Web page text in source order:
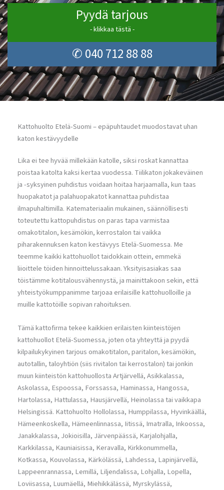
Pyydä tarjous
- klikkaa tästä -
✆ 040 712 88 88
Kattohuolto Etelä-Suomi – epäpuhtaudet muodostavat uhan
katon kestävyydelle
Lika ei tee hyvää millekään katolle, siksi roskat kannattaa
poistaa katolta kaksi kertaa vuodessa. Tiilikaton jokakeväinen
ja -syksyinen puhdistus voidaan hoitaa harjaamalla, kun taas
huopakatot ja palahuopakatot kannattaa puhdistaa
ilmapuhaltimilla. Katemateriaalin mukainen, säännöllisesti
toteutettu kattopuhdistus on paras tapa varmistaa
omakotitalon, kesämökin, kerrostalon tai vaikka
piharakennuksen katon kestävyys Etelä-Suomessa. Me
teemme kaikki kattohuollot taidokkain ottein, emmekä
liioittele töiden hinnoittelussakaan. Yksityisasiakas saa
töistämme kotitalousvähennystä, ja mainittakoon sekin, että
yhteistyökumppanimme tarjoaa erilaisille kattohuolloille ja
muille kattotöille sopivan rahoituksen.
Tämä kattofirma tekee kaikkien erilaisten kiinteistöjen
kattohuollot Etelä-Suomessa, joten ota yhteyttä ja pyydä
kilpailukykyinen tarjous omakotitalon, paritalon, kesämökin,
autotallin, taloyhtiön (siis rivitalon tai kerrostalon) tai jonkin
muun kiinteistön kattohuollosta Artjärvellä, Asikkalassa,
Askolassa, Espoossa, Forssassa, Haminassa, Hangossa,
Hartolassa, Hattulassa, Hausjärvellä, Heinolassa tai vaikkapa
Helsingissä. Kattohuolto Hollolassa, Humppilassa, Hyvinkäällä,
Hämeenkoskella, Hämeenlinnassa, Iitissä, Imatralla, Inkoossa,
Janakkalassa, Jokioisilla, Järvenpäässä, Karjalohjalla,
Karkkilassa, Kauniaisissa, Keravalla, Kirkkonummella,
Kotkassa, Kouvolassa, Kärkölässä, Lahdessa, Lapinjärvellä,
Lappeenrannassa, Lemillä, Liljendalissa, Lohjalla, Lopella,
Loviisassa, Luumäellä, Miehikkälässä, Myrskylässä,